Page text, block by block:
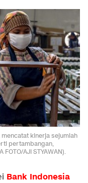
kinerja sejumlah
pertambangan,
AJI STYAWAN).
Bank Indonesia